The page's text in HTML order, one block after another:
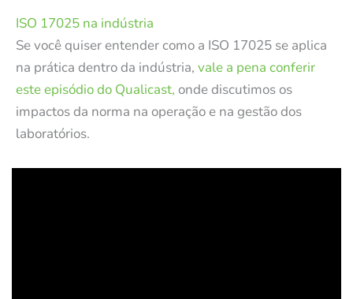
ISO 17025 na indústria
Se você quiser entender como a ISO 17025 se aplica
na prática dentro da indústria, vale a pena conferir
este episódio do Qualicast, onde discutimos os
impactos da norma na operação e na gestão dos
laboratórios.